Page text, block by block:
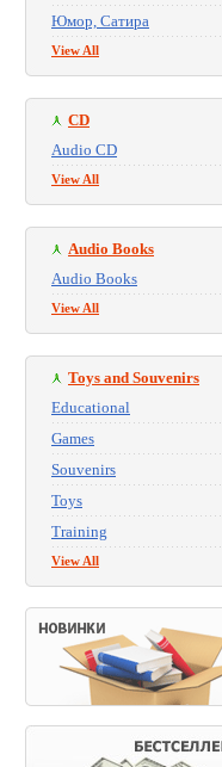
Юмор, Сатира
View All
CD
Audio CD
View All
Audio Books
Audio Books
View All
Toys and Souvenirs
Educational
Games
Souvenirs
Toys
Training
View All